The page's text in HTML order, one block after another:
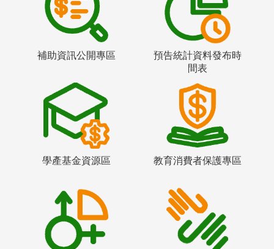
補助資訊公開專區
預告統計資料發布時
間表
學產基金資源區 教育消費者保護專區